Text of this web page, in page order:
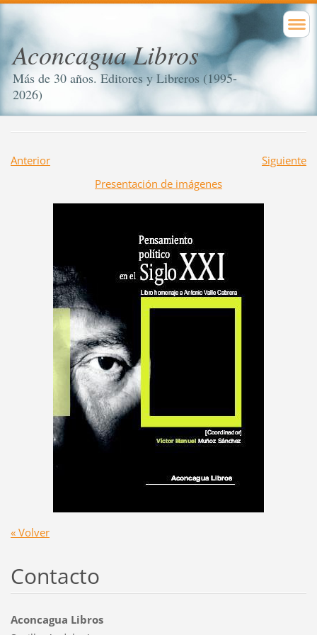
Aconcagua Libros
Más de 30 años. Editores y Libreros (1995-
2026)
Anterior
Siguiente
Presentación de imágenes
« Volver
Contacto
Aconcagua Libros